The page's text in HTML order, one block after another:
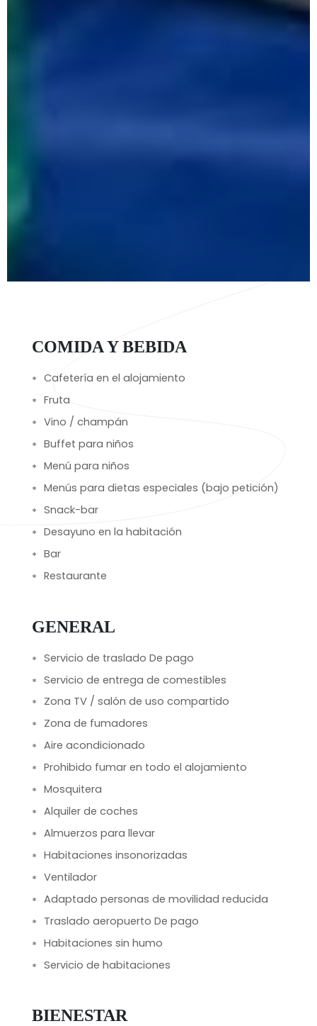
COMIDA Y BEBIDA
Cafetería en el alojamiento
Fruta
Vino / champán
Buffet para niños
Menú para niños
Menús para dietas especiales (bajo petición)
Snack-bar
Desayuno en la habitación
Bar
Restaurante
GENERAL
Servicio de traslado De pago
Servicio de entrega de comestibles
Zona TV / salón de uso compartido
Zona de fumadores
Aire acondicionado
Prohibido fumar en todo el alojamiento
Mosquitera
Alquiler de coches
Almuerzos para llevar
Habitaciones insonorizadas
Ventilador
Adaptado personas de movilidad reducida
Traslado aeropuerto De pago
Habitaciones sin humo
Servicio de habitaciones
BIENESTAR